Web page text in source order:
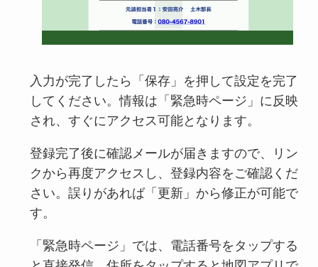
入力が完了したら「保存」を押して設定を完了
してください。情報は「緊急時ページ」に反映
され、すぐにアクセス可能となります。
登録完了後に確認メールが届きますので、リン
クから再度アクセスし、登録内容をご確認くだ
さい。誤りがあれば「更新」から修正が可能で
す。
「緊急時ページ」では、電話番号をタップする